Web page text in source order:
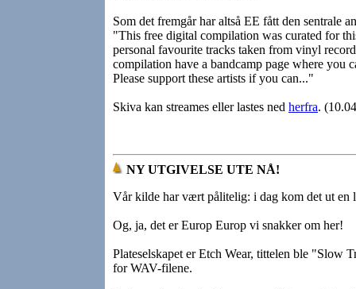
Som det fremgår har altså EE fått den sentrale
"This free digital compilation was curated for
personal favourite tracks taken from vinyl
compilation have a bandcamp page where you
Please support these artists if you can..."
Skiva kan streames eller lastes ned herfra.
NY UTGIVELSE UTE NÅ!
Vår kilde har vært pålitelig: i dag kom det ut en
Og, ja, det er Europ Europ vi snakker om her!
Plateselskapet er Etch Wear, tittelen ble "Slow
for WAV-filene.